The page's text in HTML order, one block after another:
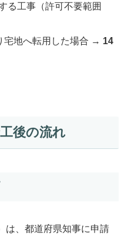
る工事（許可不要範囲
宅地へ転用した場合 → 14
後の流れ
は、都道府県知事に申請